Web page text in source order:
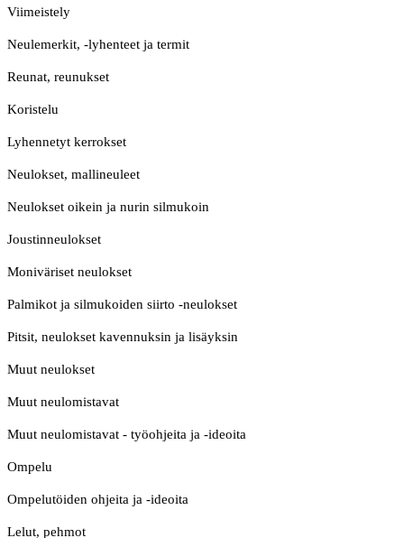
Viimeistely
Neulemerkit, -lyhenteet ja termit
Reunat, reunukset
Koristelu
Lyhennetyt kerrokset
Neulokset, mallineuleet
Neulokset oikein ja nurin silmukoin
Joustinneulokset
Moniväriset neulokset
Palmikot ja silmukoiden siirto -neulokset
Pitsit, neulokset kavennuksin ja lisäyksin
Muut neulokset
Muut neulomistavat
Muut neulomistavat - työohjeita ja -ideoita
Ompelu
Ompelutöiden ohjeita ja -ideoita
Lelut, pehmot